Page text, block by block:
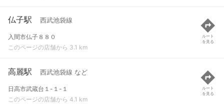
仏子駅 西武池袋線
入間市仏子８８０
このページの店舗から 3.1 km
ルート
を見る
高麗駅 西武池袋線 など
日高市武蔵台１-１-１
このページの店舗から 4.1 km
ルート
を見る